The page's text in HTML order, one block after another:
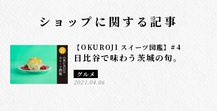
ショップに関する記事
グルメ
2021.04.06
【OKUROJI スイーツ図鑑】#4
日比谷で味わう茨城の旬。